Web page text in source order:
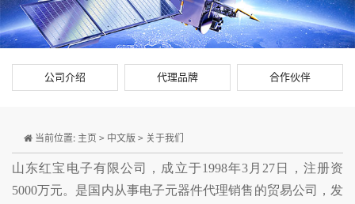
公司介绍 代理品牌 合作伙伴
当前位置: 主页 > 中文版 > 关于我们
山东红宝电子有限公司，成立于1998年3月27日，注册资
5000万元。是国内从事电子元器件代理销售的贸易公司，发